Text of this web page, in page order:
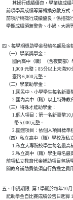
其操行成績優良，學業總成
前項學業成績等第轉換分數方
前項所稱操行成績優良，係指
學期成績須無警告、小過、大過
四、每學期獎助學金發給名額及金
    （一）學業獎學金：
國內高中（職）（含夜間
1,000 元整；85分以上未
          臺幣 6,000元整。
    （二）學業助學金：
1.國民中、小學學生每名新
2.國內高中（職）以上特
    （三）特殊才能助學金：
1.個人項目：第一名新臺
            幣 5,000元整。
2.團體項目：依個人項目標
（四）私立高中（職）學校及
1.私立大專院校學生每名最
2.私立高中（職）學生每名
前項私立教育代金補助項目包
關教育補助費後須自行負擔之
五、申請期限: 第 1學期於每年10
能助學金自比賽成績公告日起